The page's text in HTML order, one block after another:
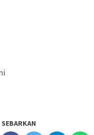
SEBARKAN